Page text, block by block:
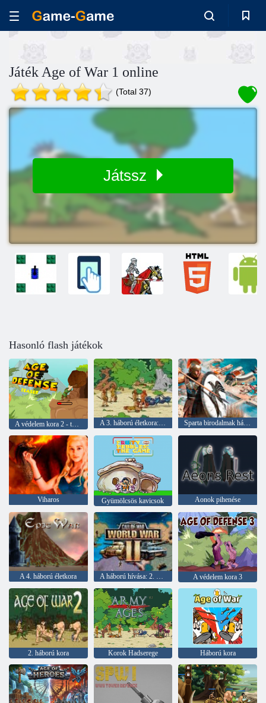
Játék Age of War 1 online
(Total 37)
Játssz
Hasonló flash játékok
A védelem kora 2 - teaser A 3. háború életkora: Korok Hadserege Sparta birodalmak háborúja
Viharos Gyümölcsös kavicsok Aonok pihenése
A 4. háború életkora A háború hívása: 2. világháború A védelem kora 3
2. háború kora Korok Hadserege Háború kora